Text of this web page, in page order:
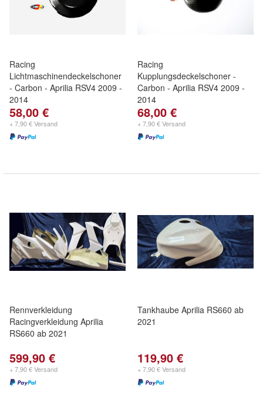
Racing
Lichtmaschinendeckelschoner
- Carbon - Aprilia RSV4 2009 -
2014
58,00 €
+ 7,90 € Versand
Racing
Kupplungsdeckelschoner -
Carbon - Aprilia RSV4 2009 -
2014
68,00 €
+ 7,90 € Versand
Rennverkleidung
Racingverkleidung Aprilia
RS660 ab 2021
599,90 €
+ 7,90 € Versand
Tankhaube Aprilia RS660 ab
2021
119,90 €
+ 7,90 € Versand